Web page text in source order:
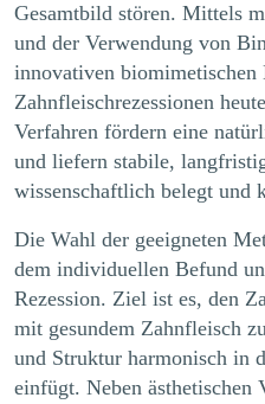
Gesamtbild stören. Mittels
und der Verwendung von
innovativen biomimetischen
Zahnfleischrezessionen
Verfahren fördern eine
und liefern stabile,
wissenschaftlich belegt und
Die Wahl der geeigneten
dem individuellen Befund
Rezession. Ziel ist es, den
mit gesundem Zahnfleisch
und Struktur harmonisch in
einfügt. Neben ästhetischen